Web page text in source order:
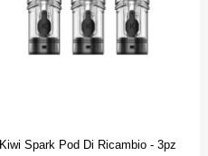
Anteprima
Kiwi Spark Pod Di Ricambio - 3pz